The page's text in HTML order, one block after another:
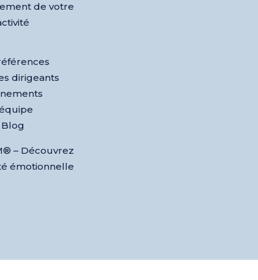
de votre
dirigeants
Blog
– Découvrez
émotionnelle